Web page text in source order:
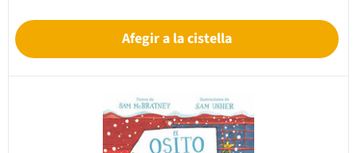
Afegir a la cistella